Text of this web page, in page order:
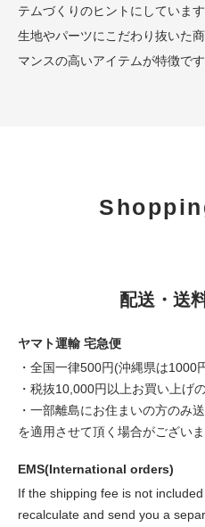
テムづくりのヒントにしています
生地やパーツにこだわり抜いた
マンスの高いアイテムが特徴です
配送・送
ヤマト運輸 宅急便
・全国一律500円(沖縄県は1000
・税抜10,000円以上お買い上げ
・一部離島にお住まいの方のみ
を適用させて頂く場合がございま
EMS(International orders)
If the shipping fee is not
recalculate and send you a